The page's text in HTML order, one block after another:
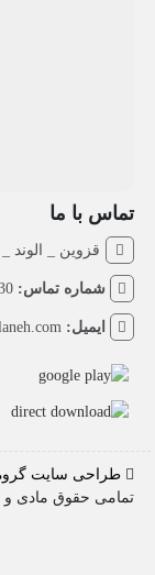
تماس با ما
قزوین _ الوند _
شماره تماس:
ایمیل:
طراحی سایت
تمامی حقوق مادی و